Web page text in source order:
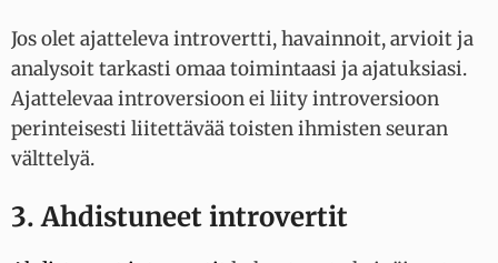
Jos olet ajatteleva introvertti, havainnoit, arvioit ja
analysoit tarkasti omaa toimintaasi ja ajatuksiasi.
Ajattelevaa introversioon ei liity introversioon
perinteisesti liitettävää toisten ihmisten seuran
välttelyä.
3. Ahdistuneet introvertit